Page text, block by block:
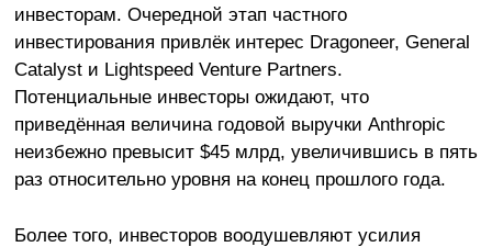
инвесторам. Очередной этап частного
инвестирования привлёк интерес Dragoneer, General
Catalyst и Lightspeed Venture Partners.
Потенциальные инвесторы ожидают, что
приведённая величина годовой выручки Anthropic
неизбежно превысит $45 млрд, увеличившись в пять
раз относительно уровня на конец прошлого года.
Более того, инвесторов воодушевляют усилия